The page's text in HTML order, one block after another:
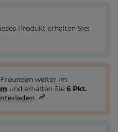
Produkt erhalten Sie:
weiter im
und erhalten Sie 6 Pkt.